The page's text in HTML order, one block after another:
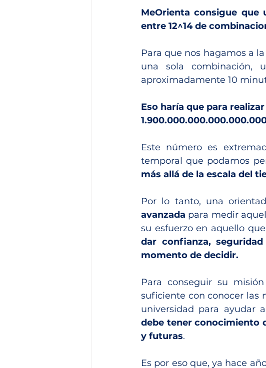
MeOrienta consigue
entre 12^14 de
Para que nos hagamos a
una sola combinación,
aproximadamente 10
Eso haría que para
Este número es
temporal que podamos
más allá de la escala del
Por lo tanto, una
avanzada para medir
dar confianza,
momento de decidir.
Para conseguir su
suficiente con conocer las
universidad para ayudar
debe tener conocimiento
y futuras.
Es por eso que, ya hace